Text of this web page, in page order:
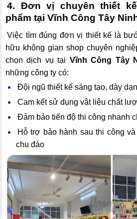
4. Đơn vị chuyên thiết
phẩm tại Vĩnh Công Tây
Việc tìm đúng đơn vị thiết kế là
hữu không gian shop chuyên
chọn dịch vụ tại Vĩnh Công Tây
những công ty có:
Đội ngũ thiết kế sáng tạo, dày
Cam kết sử dụng vật liệu chất
Đảm bảo tiến độ thi công nhanh
Hỗ trợ bảo hành sau thi công
chu đáo